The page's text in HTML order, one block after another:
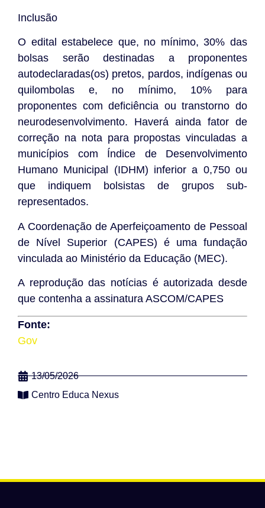
Inclusão
O edital estabelece que, no mínimo, 30% das
bolsas serão destinadas a proponentes
autodeclaradas(os) pretos, pardos, indígenas ou
quilombolas e, no mínimo, 10% para
proponentes com deficiência ou transtorno do
neurodesenvolvimento. Haverá ainda fator de
correção na nota para propostas vinculadas a
municípios com Índice de Desenvolvimento
Humano Municipal (IDHM) inferior a 0,750 ou
que indiquem bolsistas de grupos sub-
representados.
A Coordenação de Aperfeiçoamento de Pessoal
de Nível Superior (CAPES) é uma fundação
vinculada ao Ministério da Educação (MEC).
A reprodução das notícias é autorizada desde
que contenha a assinatura ASCOM/CAPES
Fonte:
Gov
13/05/2026
Centro Educa Nexus